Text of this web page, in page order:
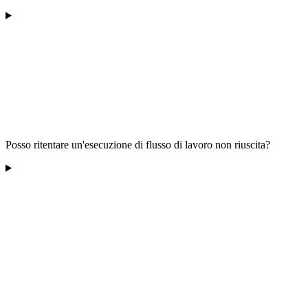
Posso ritentare un'esecuzione di flusso di lavoro non riuscita?